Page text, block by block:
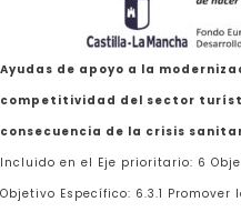
Ayudas de apoyo a la
competitividad del sector
consecuencia de la crisis
Incluido en el Eje prioritario: 6
Objetivo Específico: 6.3.1